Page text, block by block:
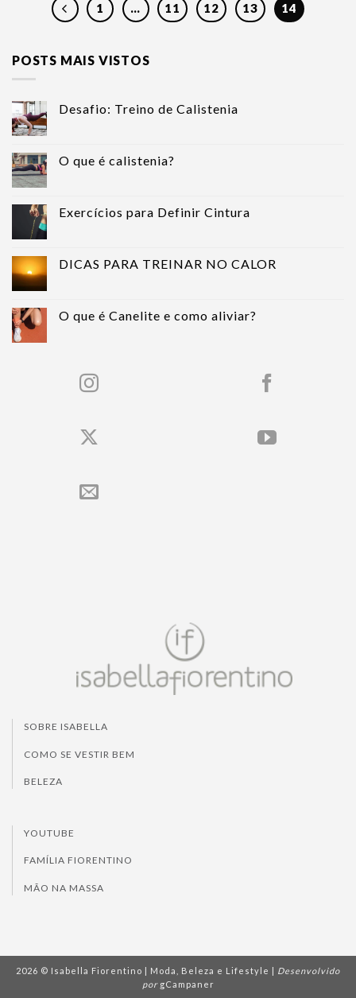
1 … 11 12 13 14
POSTS MAIS VISTOS
Desafio: Treino de Calistenia
O que é calistenia?
Exercícios para Definir Cintura
DICAS PARA TREINAR NO CALOR
O que é Canelite e como aliviar?
SOBRE ISABELLA
COMO SE VESTIR BEM
BELEZA
YOUTUBE
FAMÍLIA FIORENTINO
MÃO NA MASSA
2026 © Isabella Fiorentino | Moda, Beleza e Lifestyle | Desenvolvido
por gCampaner